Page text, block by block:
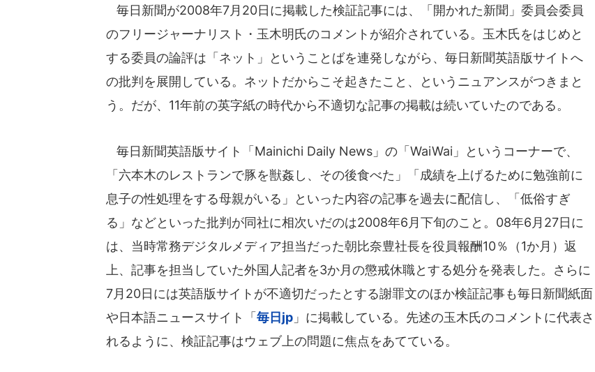
毎日新聞が2008年7月20日に掲載した検証記事には、「開かれた新聞」委員会委員
のフリージャーナリスト・玉木明氏のコメントが紹介されている。玉木氏をはじめと
する委員の論評は「ネット」ということばを連発しながら、毎日新聞英語版サイトへ
の批判を展開している。ネットだからこそ起きたこと、というニュアンスがつきまと
う。だが、11年前の英字紙の時代から不適切な記事の掲載は続いていたのである。
毎日新聞英語版サイト「Mainichi Daily News」の「WaiWai」というコーナーで、
「六本木のレストランで豚を獣姦し、その後食べた」「成績を上げるために勉強前に
息子の性処理をする母親がいる」といった内容の記事を過去に配信し、「低俗すぎ
る」などといった批判が同社に相次いだのは2008年6月下旬のこと。08年6月27日に
は、当時常務デジタルメディア担当だった朝比奈豊社長を役員報酬10％（1か月）返
上、記事を担当していた外国人記者を3か月の懲戒休職とする処分を発表した。さらに
7月20日には英語版サイトが不適切だったとする謝罪文のほか検証記事も毎日新聞紙面
や日本語ニュースサイト「 毎日jp 」に掲載している。先述の玉木氏のコメントに代表さ
れるように、検証記事はウェブ上の問題に焦点をあてている。